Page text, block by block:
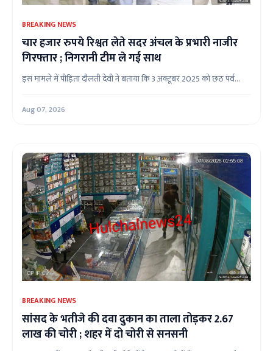
BREAKING NEWS
चार हजार रुपये रिश्वत लेते सदर अंचल के प्रभारी नाजीर
गिरफ्तार ; निगरानी टीम ले गई साथ
इस मामले में पीड़िता दौलती देवी ने बताया कि 3 अक्टूबर 2025 को छठ पर्व...
Aug 07, 2026
BREAKING NEWS
सांसद के भतीजे की दवा दुकान का ताला तोड़कर 2.67
लाख की चोरी ; शहर में दो चोरी से सनसनी